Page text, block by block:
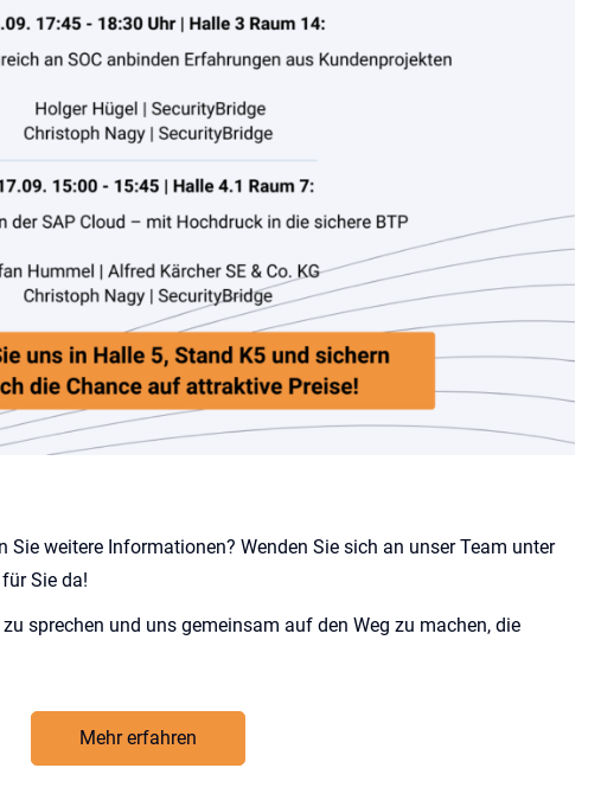
Sie weitere Informationen? Wenden Sie sich an unser Team unter
Sie da!
sprechen und uns gemeinsam auf den Weg zu machen, die
Mehr erfahren